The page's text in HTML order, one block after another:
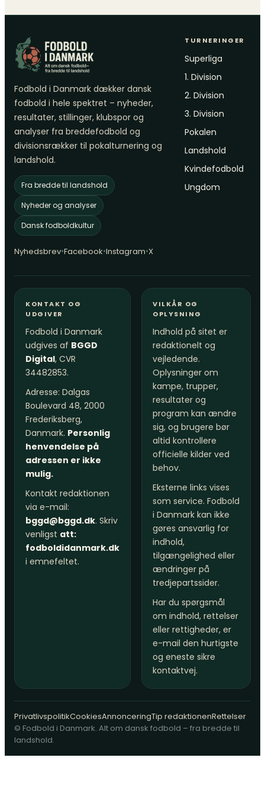
Fodbold i Danmark dækker dansk
fodbold i hele spektret – nyheder,
resultater, stillinger, klubspor og
analyser fra breddefodbold og
divisionsrækker til pokalturnering og
landshold.
Fra bredde til landshold
Nyheder og analyser
Dansk fodboldkultur
Nyhedsbrev•Facebook•Instagram•X
TURNERINGER
Superliga
1. Division
2. Division
3. Division
Pokalen
Landshold
Kvindefodbold
Ungdom
KONTAKT OG
UDGIVER
Fodbold i Danmark
udgives af BGGD
Digital, CVR
34482853.
Adresse: Dalgas
Boulevard 48, 2000
Frederiksberg,
Danmark. Personlig
henvendelse på
adressen er ikke
mulig.
Kontakt redaktionen
via e-mail:
bggd@bggd.dk. Skriv
venligst att:
fodboldidanmark.dk
i emnefeltet.
VILKÅR OG
OPLYSNING
Indhold på sitet er
redaktionelt og
vejledende.
Oplysninger om
kampe, trupper,
resultater og
program kan ændre
sig, og brugere bør
altid kontrollere
officielle kilder ved
behov.
Eksterne links vises
som service. Fodbold
i Danmark kan ikke
gøres ansvarlig for
indhold,
tilgængelighed eller
ændringer på
tredjepartssider.
Har du spørgsmål
om indhold, rettelser
eller rettigheder, er
e-mail den hurtigste
og eneste sikre
kontaktvej.
PrivatlivspolitikCookiesAnnonceringTip redaktionenRettelser
© Fodbold i Danmark. Alt om dansk fodbold – fra bredde til
landshold.